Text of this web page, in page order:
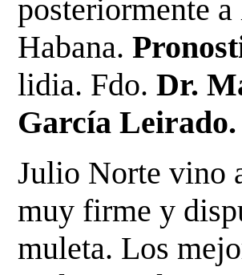
posteriormente
Habana.
lidia. Fdo.Dr.
García Leirado.
Julio Norte vino
muy firme y
muleta. Los